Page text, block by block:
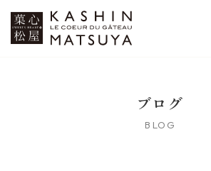
ブログ
BLOG